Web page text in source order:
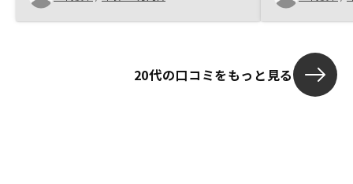
分散の一つとして検討できました。部屋の
中身を見れるサービスを追加するべきだと
20代の口コミをもっと見る